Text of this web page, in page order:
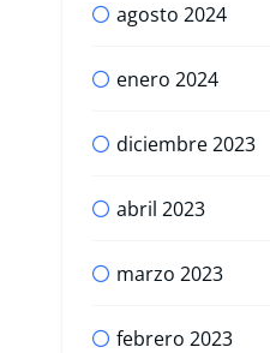
agosto 2024
enero 2024
diciembre 2023
abril 2023
marzo 2023
febrero 2023